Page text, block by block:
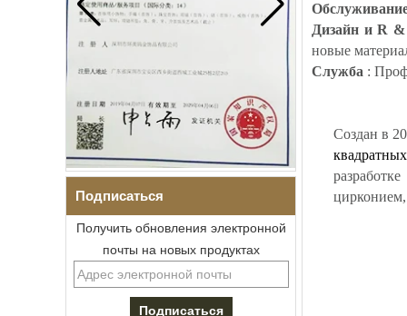
Подписаться
Получить обновления электронной
почты на новых продуктах
Мужской браслет I-Links из
нержавеющей стали 304 с
черным цирконием,
Дизайн и R
новые
Служба :
Создан в
цирконием,